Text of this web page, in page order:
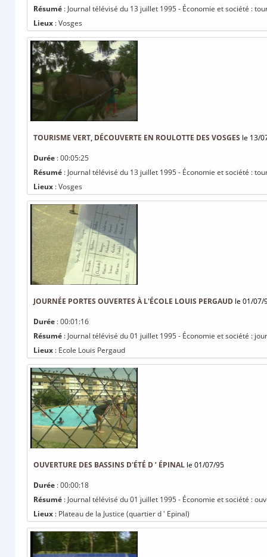
Résumé : Journal télévisé du 13 juillet 1995 - Économie et société :
Lieux : Vosges
TOURISME VERT, DÉCOUVERTE EN ROULOTTE DES VOSGES le 13/
Durée : 00:05:25
Résumé : Journal télévisé du 13 juillet 1995 - Économie et société :
Lieux : Vosges
JOURNÉE PORTES OUVERTES À L'ÉCOLE LOUIS PERGAUD le 01/07/
Durée : 00:01:16
Résumé : Journal télévisé du 01 juillet 1995 - Économie et société :
Lieux : Ecole Louis Pergaud
OUVERTURE DES BASSINS D'ÉTÉ D ’ ÉPINAL le 01/07/95
Durée : 00:00:18
Résumé : Journal télévisé du 01 juillet 1995 - Économie et société :
Lieux : Plateau de la Justice (quartier d ' Epinal)